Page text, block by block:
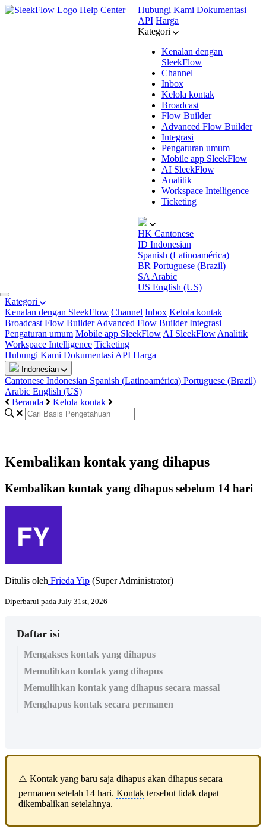
Help Center Hubungi Kami Dokumentasi
API Harga
Kategori
Kenalan dengan
SleekFlow
Channel
Inbox
Kelola kontak
Broadcast
Flow Builder
Advanced Flow Builder
Integrasi
Pengaturan umum
Mobile app SleekFlow
AI SleekFlow
Analitik
Workspace Intelligence
Ticketing
HK Cantonese
ID Indonesian
Spanish (Latinoamérica)
BR Portuguese (Brazil)
SA Arabic
US English (US)
Kategori
Kenalan dengan SleekFlow Channel Inbox Kelola kontak
Broadcast Flow Builder Advanced Flow Builder Integrasi
Pengaturan umum Mobile app SleekFlow AI SleekFlow Analitik
Workspace Intelligence Ticketing
Hubungi Kami Dokumentasi API Harga
Indonesian
Cantonese Indonesian Spanish (Latinoamérica) Portuguese (Brazil)
Arabic English (US)
Beranda
Kelola kontak
Kembalikan kontak yang dihapus
Kembalikan kontak yang dihapus sebelum 14 hari
Ditulis oleh Frieda Yip (Super Administrator)
Diperbarui pada July 31st, 2026
Daftar isi
Mengakses kontak yang dihapus
Memulihkan kontak yang dihapus
Memulihkan kontak yang dihapus secara massal
Menghapus kontak secara permanen
⚠️ Kontak yang baru saja dihapus akan dihapus secara
permanen setelah 14 hari. Kontak tersebut tidak dapat
dikembalikan setelahnya.